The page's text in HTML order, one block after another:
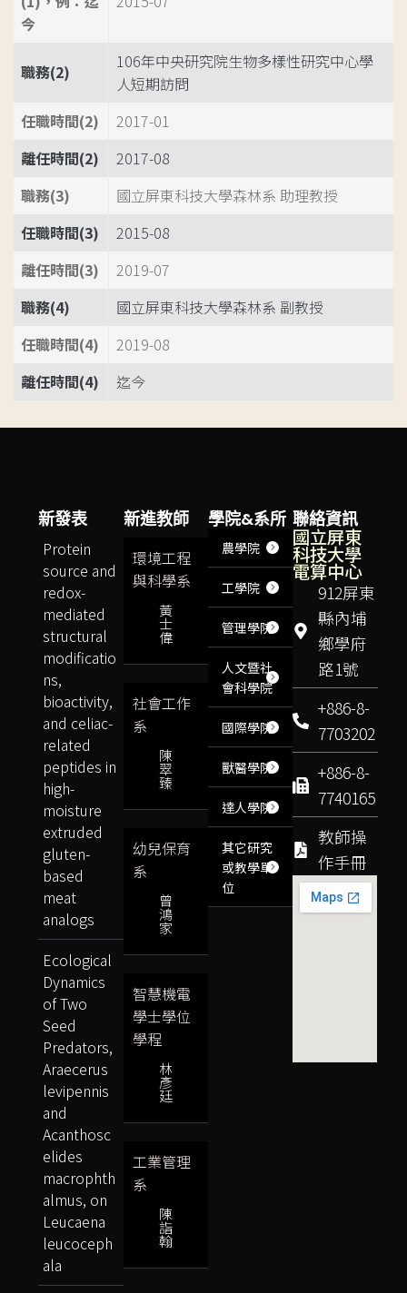
今
職務(2)
106年中央研究院生物多樣性研究中心學
人短期訪問
任職時間(2)
2017-01
離任時間(2)
2017-08
職務(3)
國立屏東科技大學森林系 助理教授
任職時間(3)
2015-08
離任時間(3)
2019-07
職務(4)
國立屏東科技大學森林系 副教授
任職時間(4)
2019-08
離任時間(4)
迄今
聯絡資訊
國立屏東
科技大學
電算中心
912屏東
縣內埔
鄉學府
路1號
+886-8-
7703202
+886-8-
7740165
教師操
作手冊
學院&系所
農學院
工學院
管理學院
人文暨社
會科學院
國際學院
獸醫學院
達人學院
其它研究
或教學單
位
新進教師
環境工程
與科學系
黃
士
偉
社會工作
系
陳
翠
臻
幼兒保育
系
曾
鴻
家
智慧機電
學士學位
學程
林
彥
廷
工業管理
系
陳
詣
翰
新發表
Protein
source and
redox-
mediated
structural
modificatio
ns,
bioactivity,
and celiac-
related
peptides in
high-
moisture
extruded
gluten-
based
meat
analogs
Ecological
Dynamics
of Two
Seed
Predators,
Araecerus
levipennis
and
Acanthosc
elides
macrophth
almus, on
Leucaena
leucoceph
ala